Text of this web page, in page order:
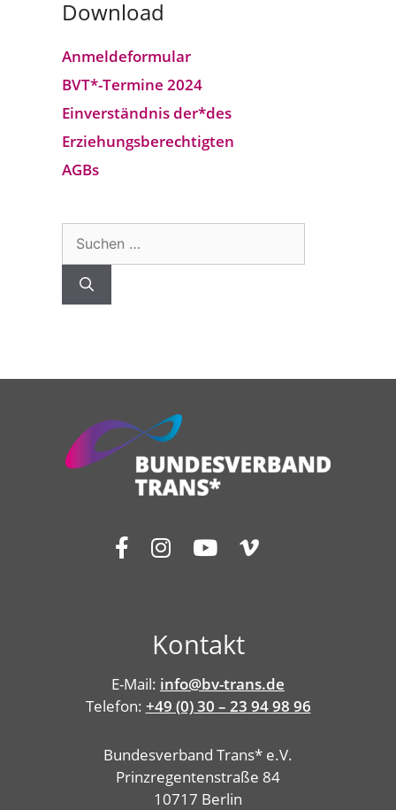
Download
Anmeldeformular
BVT*-Termine 2024
Einverständnis der*des
Erziehungsberechtigten
AGBs
nach:
Kontakt
E-Mail: info@bv-trans.de
Telefon: +49 (0) 30 – 23 94 98 96
Bundesverband Trans* e.V.
Prinzregentenstraße 84
10717 Berlin